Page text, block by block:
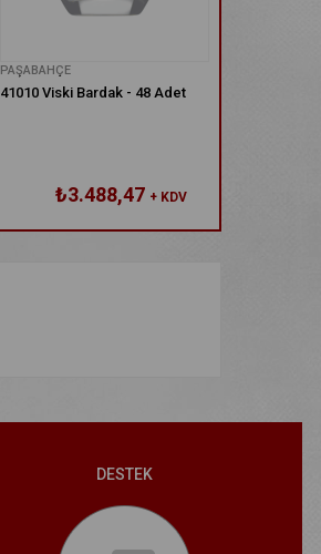
PAŞABAHÇE
41010 Viski Bardak - 48 Adet
₺3.488,47 + KDV
DESTEK